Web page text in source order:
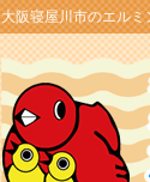
大阪寝屋川市のエル